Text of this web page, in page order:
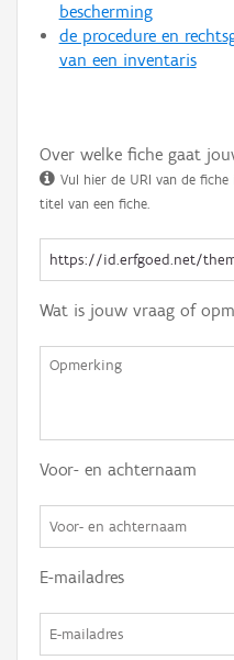
bescherming
de procedure en
van een inventaris
Over welke fiche gaat
Vul hier de URI van de
titel van een fiche.
Wat is jouw vraag of
Voor- en achternaam
E-mailadres